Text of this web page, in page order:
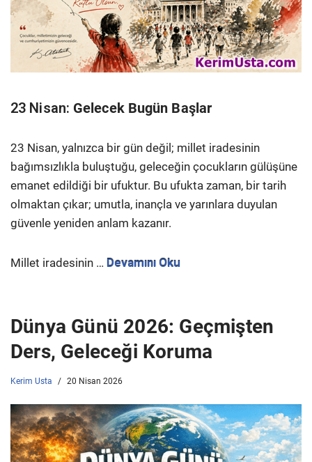
23 Nisan: Gelecek Bugün Başlar
23 Nisan, yalnızca bir gün değil; millet iradesinin
bağımsızlıkla buluştuğu, geleceğin çocukların gülüşüne
emanet edildiği bir ufuktur. Bu ufukta zaman, bir tarih
olmaktan çıkar; umutla, inançla ve yarınlara duyulan
güvenle yeniden anlam kazanır.
Millet iradesinin … Devamını Oku
Dünya Günü 2026: Geçmişten
Ders, Geleceği Koruma
Kerim Usta 20 Nisan 2026